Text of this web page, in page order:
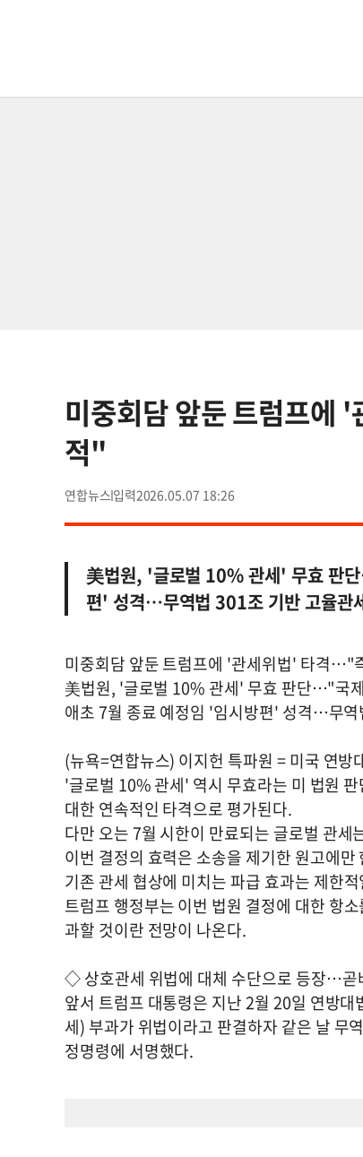
미중회담 앞둔 트럼프
적"
연합뉴스 2026.05.07 18:26
美법원, '글로벌 10% 관세' 무효 판
편' 성격…무역법 301조 기반 고율관
미중회담 앞둔 트럼프에 '관세위법' 타격…"
美법원, '글로벌 10% 관세' 무효 판단…"국
애초 7월 종료 예정임 '임시방편' 성격…무역
(뉴욕=연합뉴스) 이지헌 특파원 = 미국 연
'글로벌 10% 관세' 역시 무효라는 미 법원
대한 연속적인 타격으로 평가된다.
다만 오는 7월 시한이 만료되는 글로벌 관
이번 결정의 효력은 소송을 제기한 원고에
기존 관세 협상에 미치는 파급 효과는 제한
트럼프 행정부는 이번 법원 결정에 대한 항
과할 것이란 전망이 나온다.
◇ 상호관세 위법에 대체 수단으로 등장…곧
앞서 트럼프 대통령은 지난 2월 20일 연방
세) 부과가 위법이라고 판결하자 같은 날 무
정명령에 서명했다.